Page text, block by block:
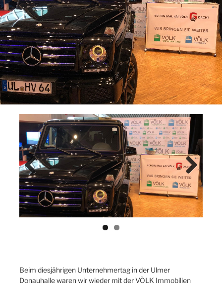
Previ
ous
Next
Beim diesjährigen Unternehmertag in der Ulmer
Donauhalle waren wir wieder mit der VÖLK Immobilien